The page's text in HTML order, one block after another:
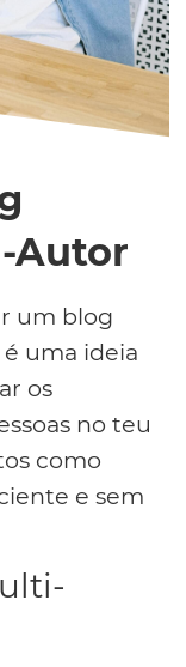
Autor
um blog
uma ideia
os
no teu
como
e sem